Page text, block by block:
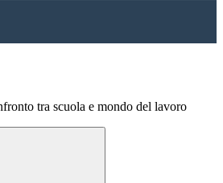
tra scuola e mondo del lavoro